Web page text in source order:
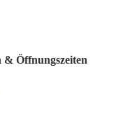
& Öffnungszeiten